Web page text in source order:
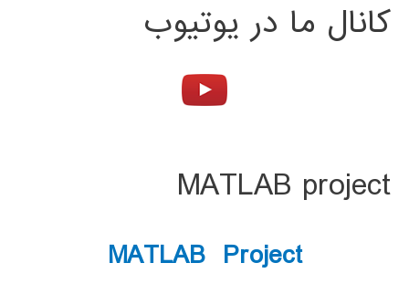
کانال ما در یوتیوب
MATLAB project
MATLAB Project